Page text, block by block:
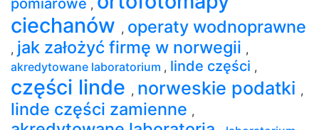
,
ciechanów , operaty wodnoprawne
, jak założyć firmę w norwegii ,
akredytowane laboratorium , linde części ,
części linde , norweskie podatki ,
linde części zamienne ,